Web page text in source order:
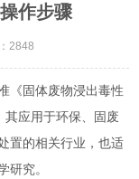
作步骤
2848
《固体废物浸出毒性
其应用于环保、固废
置的相关行业，也适
研究。